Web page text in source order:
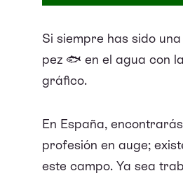
Si siempre has sido
pez 🐟 en el agua con
gráfico.
En España,
profesión en auge;
este campo. Ya sea